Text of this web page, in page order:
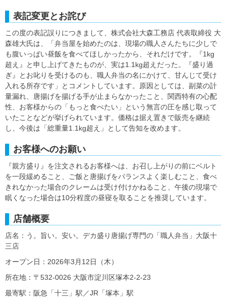
表記変更とお詫び
この度の表記誤りにつきまして、株式会社大森工務店 代表取締役 大
森雄大氏は、「弁当屋を始めたのは、現場の職人さんたちに少しで
も腹いっぱい昼飯を食べてほしかったから、それだけです。『1kg
超え』と申し上げてきたものが、実は1.1kg超えだった。『盛り過
ぎ』とお叱りを受けるのも、職人弁当の名にかけて、甘んじて受け
入れる所存です」とコメントしています。原因としては、副菜の計
量漏れ、唐揚げを揚げる手が止まらなかったこと、関西特有の心配
性、お客様からの「もっと食べたい」という無言の圧を感じ取って
いたことなどが挙げられています。価格は据え置きで販売を継続
し、今後は「総重量1.1kg超え」として告知を改めます。
お客様へのお願い
『親方盛り』を注文されるお客様へは、お召し上がりの前にベルト
を一段緩めること、ご飯と唐揚げをバランスよく楽しむこと、食べ
きれなかった場合のクレームは受け付けかねること、午後の現場で
眠くなった場合は10分程度の昼寝を取ることを推奨しています。
店舗概要
店名：う。旨い。安い。デカ盛り唐揚げ専門の「職人弁当」大阪十
三店
オープン日：2026年3月12日（木）
所在地：〒532-0026 大阪市淀川区塚本2-2-23
最寄駅：阪急「十三」駅／JR「塚本」駅